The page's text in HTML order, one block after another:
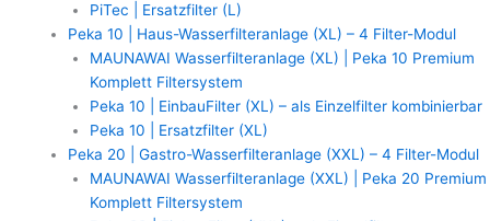
PiTec | Ersatzfilter (L)
Peka 10 | Haus-Wasserfilteranlage (XL) – 4 Filter-Modul
MAUNAWAI Wasserfilteranlage (XL) | Peka 10 Premium
Komplett Filtersystem
Peka 10 | EinbauFilter (XL) – als Einzelfilter kombinierbar
Peka 10 | Ersatzfilter (XL)
Peka 20 | Gastro-Wasserfilteranlage (XXL) – 4 Filter-Modul
MAUNAWAI Wasserfilteranlage (XXL) | Peka 20 Premium
Komplett Filtersystem